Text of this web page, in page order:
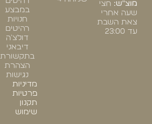
מוצ"ש: חצי
שעה אחרי
צאת השבת
עד 23:00
במבצע
חנויות
רהיטים
דולצ'ה
דיבאני
בתקשורת
הצהרת
נגישות
מדיניות
פרטיות
תקנון
שימוש